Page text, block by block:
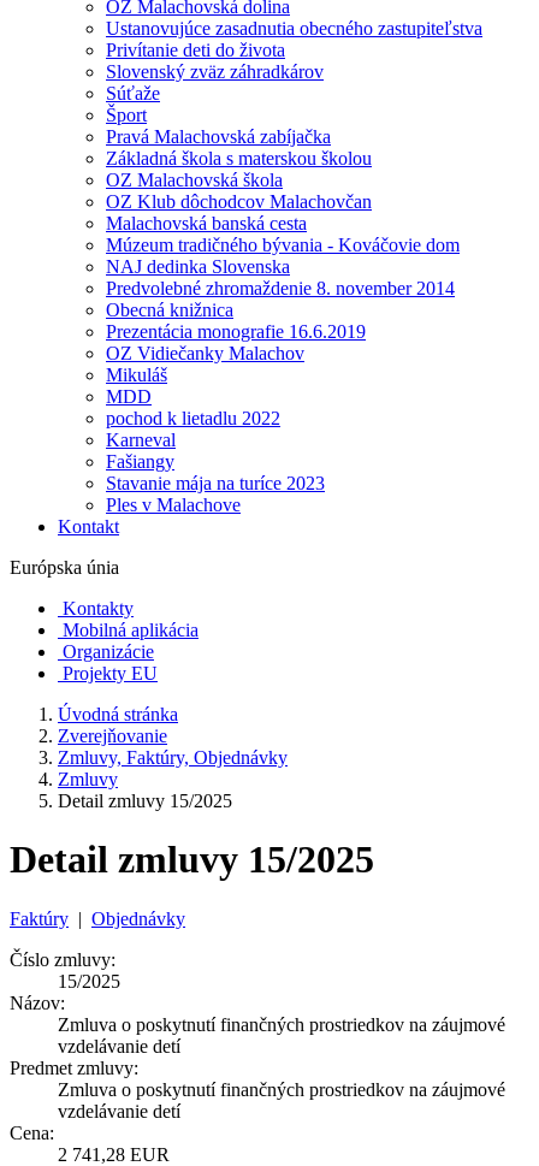
OZ Malachovská dolina
Ustanovujúce zasadnutia obecného zastupiteľstva
Privítanie deti do života
Slovenský zväz záhradkárov
Súťaže
Šport
Pravá Malachovská zabíjačka
Základná škola s materskou školou
OZ Malachovská škola
OZ Klub dôchodcov Malachovčan
Malachovská banská cesta
Múzeum tradičného bývania - Kováčovie dom
NAJ dedinka Slovenska
Predvolebné zhromaždenie 8. november 2014
Obecná knižnica
Prezentácia monografie 16.6.2019
OZ Vidiečanky Malachov
Mikuláš
MDD
pochod k lietadlu 2022
Karneval
Fašiangy
Stavanie mája na turíce 2023
Ples v Malachove
Kontakt
Európska únia
Kontakty
Mobilná aplikácia
Organizácie
Projekty EU
Úvodná stránka
Zverejňovanie
Zmluvy, Faktúry, Objednávky
Zmluvy
Detail zmluvy 15/2025
Detail zmluvy 15/2025
Faktúry | Objednávky
Číslo zmluvy:
15/2025
Názov:
Zmluva o poskytnutí finančných prostriedkov na záujmové
vzdelávanie detí
Predmet zmluvy:
Zmluva o poskytnutí finančných prostriedkov na záujmové
vzdelávanie detí
Cena:
2 741,28 EUR